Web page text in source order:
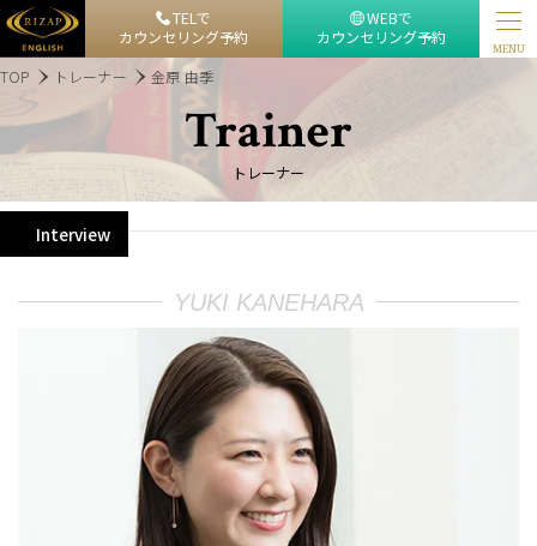
TELで
カウンセリング予約
WEBで
カウンセリング予約
MENU
TELで
カウンセリング予約
WEBで
カウンセリング予約
MENU
Trainer
トレーナー
TOP トレーナー 金原 由季
Interview
YUKI KANEHARA